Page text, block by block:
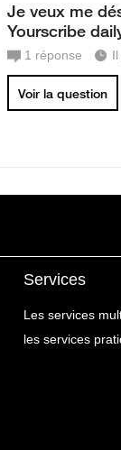
Je veux me
Yourscribe
1 réponse
Voir la question
Services
Les services
les services